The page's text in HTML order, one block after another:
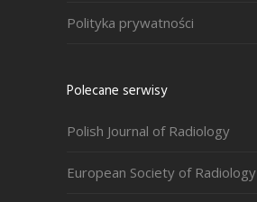
Polityka prywatności
Polecane serwisy
Polish Journal of Radiology
European Society of Radiology